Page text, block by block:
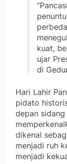
kuat,
ujar
di
Hari Lahir
pidato
depan
dikenal
menjadi ruh
menjadi